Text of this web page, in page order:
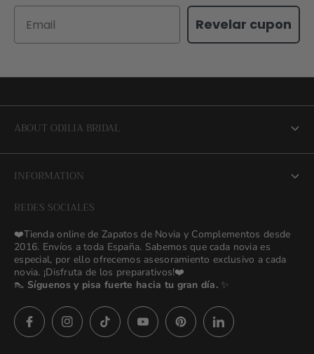
Revelar cupon
REDES SOCIALES
❤️Tienda online de Zapatos de Novia y Complementos desde
2016. Envíos a toda España. Sabemos que cada novia es
especial, por ello ofrecemos asesoramiento exclusivo a cada
novia. ¡Disfruta de los preparativos!❤️
👠 Síguenos y pisa fuerte hacia tu gran día. ✨
ABOUT ODILIA BRIDAL
Search
contact us
Asesoras👰🏻24h 627 23 25 76
INFORMATION
⭐ Opiniones de Nuestras Novias 👰🏻
💒 Novias Reales 💍✨
🚚 Envío y Cambios
Política de Privacidad